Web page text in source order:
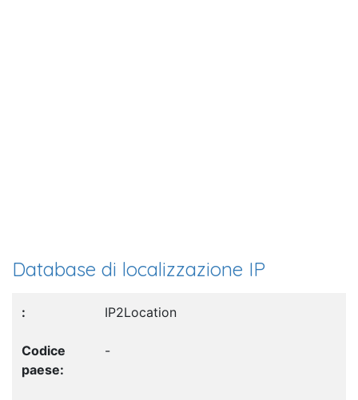
Database di localizzazione IP
IP2Location
-